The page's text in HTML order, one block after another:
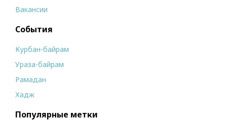
Вакансии
События
Курбан-байрам
Ураза-байрам
Рамадан
Хадж
Популярные метки